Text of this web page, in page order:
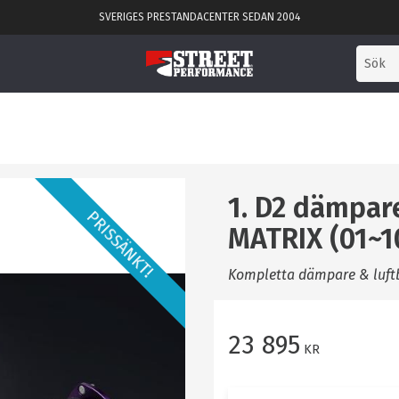
SVERIGES PRESTANDACENTER SEDAN 2004
1. D2
MATRIX
Kompletta dämpare &
PRISSÄNKT!
23 895 KR